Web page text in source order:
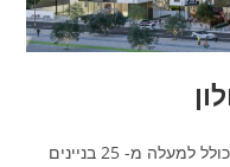
הסתדרות - מתחם התחדשות עירונית הכולל למעלה מ- 25 בניינים